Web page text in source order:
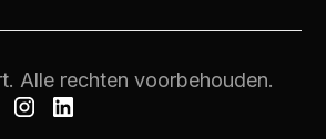
Alle rechten voorbehouden.